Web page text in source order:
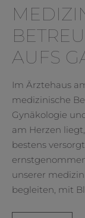
AUFS
Im Ärztehaus
medizinische
Gynäkologie
am Herzen
bestens
unserer
begleiten, mit